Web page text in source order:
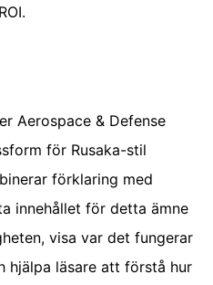
Aerospace & Defense
för Rusaka-stil
förklaring med
innehållet för detta ämne
visa var det fungerar
hjälpa läsare att förstå hur